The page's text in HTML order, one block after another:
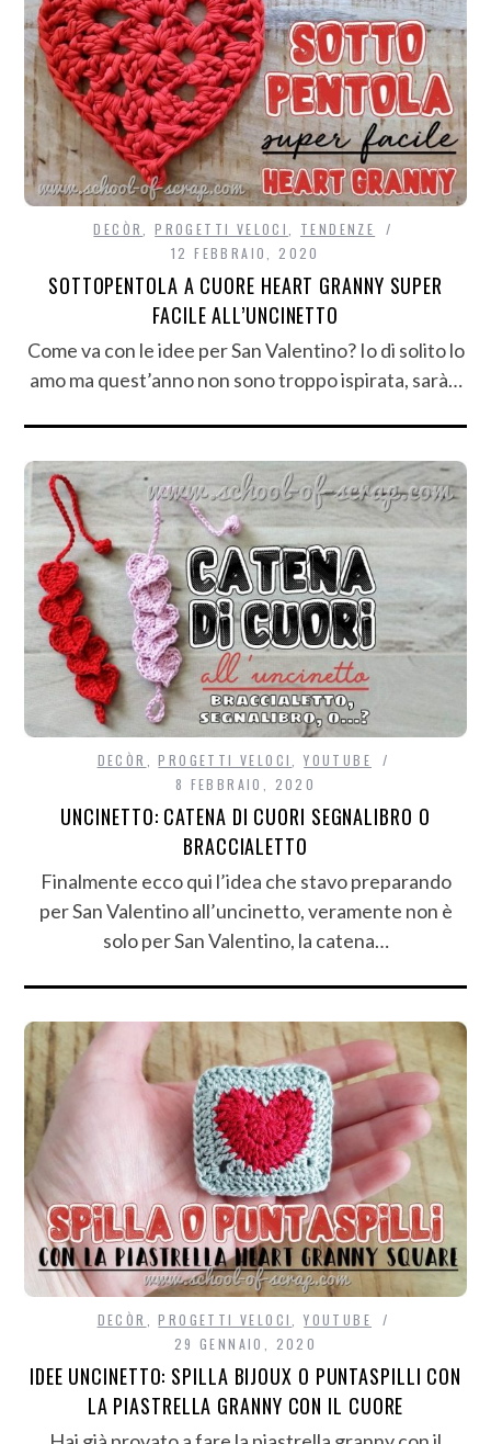
DECÒR ,PROGETTI VELOCI
TENDENZE
12 FEBBRAIO, 2020
SOTTOPENTOLA A CUORE HEART GRANNY SUPER
FACILE ALL’UNCINETTO
Come va con le idee per San Valentino? Io di solito lo
amo ma quest’anno non sono troppo ispirata, sarà…
DECÒR ,PROGETTI VELOCI ,YOUTUBE
8 FEBBRAIO, 2020
UNCINETTO: CATENA DI CUORI SEGNALIBRO O
BRACCIALETTO
Finalmente ecco qui l’idea che stavo preparando
per San Valentino all’uncinetto, veramente non è
solo per San Valentino, la catena…
DECÒR ,PROGETTI VELOCI ,YOUTUBE
29 GENNAIO, 2020
IDEE UNCINETTO: SPILLA BIJOUX O PUNTASPILLI CON
LA PIASTRELLA GRANNY CON IL CUORE